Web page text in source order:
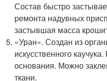
Состав быстро
ремонта надувных
застывшая масса
«Уран». Создан из
искусственного
основания. Можно
ткани.